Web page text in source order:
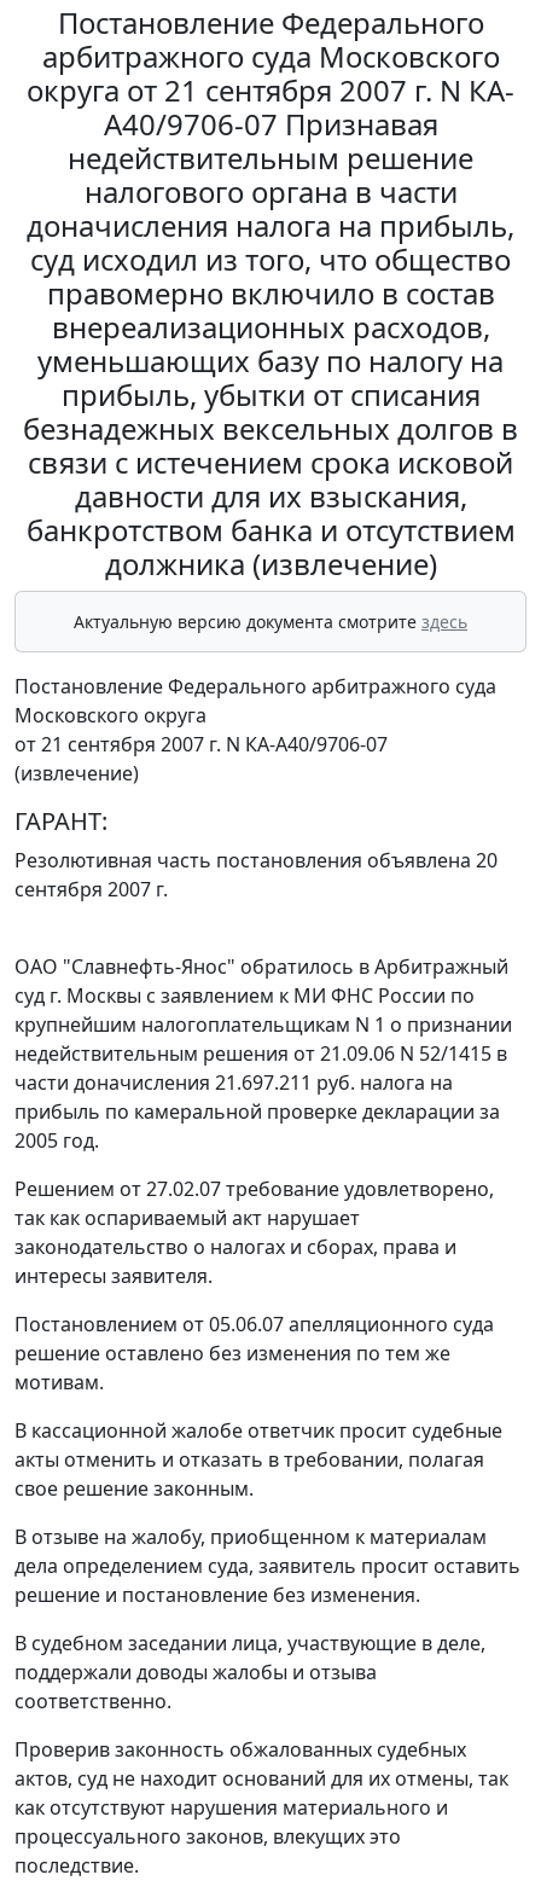
Постановление Федерального
арбитражного суда Московского
округа от 21 сентября 2007 г. N КА-
А40/9706-07 Признавая
недействительным решение
налогового органа в части
доначисления налога на прибыль,
суд исходил из того, что общество
правомерно включило в состав
внереализационных расходов,
уменьшающих базу по налогу на
прибыль, убытки от списания
безнадежных вексельных долгов в
связи с истечением срока исковой
давности для их взыскания,
банкротством банка и отсутствием
должника (извлечение)
Актуальную версию документа смотрите здесь
Постановление Федерального арбитражного суда
Московского округа
от 21 сентября 2007 г. N КА-А40/9706-07
(извлечение)
ГАРАНТ:
Резолютивная часть постановления объявлена 20
сентября 2007 г.
ОАО "Славнефть-Янос" обратилось в Арбитражный
суд г. Москвы с заявлением к МИ ФНС России по
крупнейшим налогоплательщикам N 1 о признании
недействительным решения от 21.09.06 N 52/1415 в
части доначисления 21.697.211 руб. налога на
прибыль по камеральной проверке декларации за
2005 год.
Решением от 27.02.07 требование удовлетворено,
так как оспариваемый акт нарушает
законодательство о налогах и сборах, права и
интересы заявителя.
Постановлением от 05.06.07 апелляционного суда
решение оставлено без изменения по тем же
мотивам.
В кассационной жалобе ответчик просит судебные
акты отменить и отказать в требовании, полагая
свое решение законным.
В отзыве на жалобу, приобщенном к материалам
дела определением суда, заявитель просит оставить
решение и постановление без изменения.
В судебном заседании лица, участвующие в деле,
поддержали доводы жалобы и отзыва
соответственно.
Проверив законность обжалованных судебных
актов, суд не находит оснований для их отмены, так
как отсутствуют нарушения материального и
процессуального законов, влекущих это
последствие.